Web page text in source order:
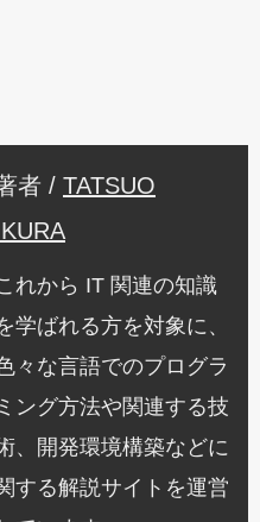
者 / TATSUO
れから IT 関連の知識
学ばれる方を対象に、
々な言語でのプログラ
ミング方法や関連する技
、開発環境構築などに
する解説サイトを運営